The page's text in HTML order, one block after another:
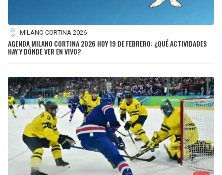
MILANO CORTINA 2026
AGENDA MILANO CORTINA 2026 HOY 19 DE FEBRERO: ¿QUÉ ACTIVIDADES
HAY Y DÓNDE VER EN VIVO?